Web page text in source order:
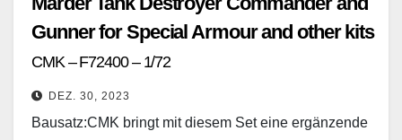
Gunner for Special Armour and other kits
CMK – F72400 – 1/72
DEZ. 30, 2023
Bausatz:CMK bringt mit diesem Set eine ergänzende